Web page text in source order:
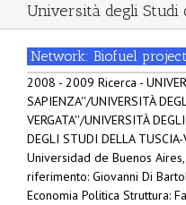
Università degli Studi
Network: Biofuel project
2008 - 2009 Ricerca -
SAPIENZA''/UNIVERSITÀ
VERGATA''/UNIVERSITÀ
DEGLI STUDI DELLA
Universidad de Buenos
riferimento: Giovanni Di
Economia Politica Struttura: